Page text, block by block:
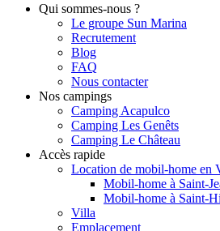
Qui sommes-nous ?
Le groupe Sun Marina
Recrutement
Blog
FAQ
Nous contacter
Nos campings
Camping Acapulco
Camping Les Genêts
Camping Le Château
Accès rapide
Location de mobil-home en
Mobil-home à Saint-
Mobil-home à Saint-
Villa
Emplacement